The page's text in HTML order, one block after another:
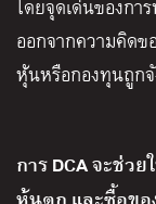
โดยจุดเด่นของกา
ออกจากความคิดข
หุ้นหรือกองทุนถูก
การ DCA จะช่ว